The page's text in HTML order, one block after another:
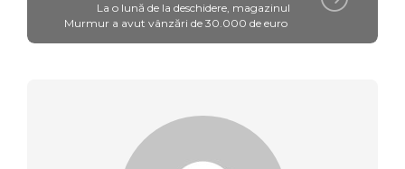
La o lună de la deschidere, magazinul
Murmur a avut vânzări de 30.000 de euro